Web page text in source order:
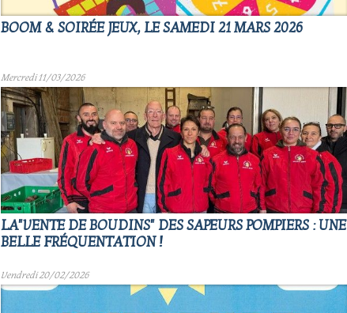
BOOM & SOIRÉE JEUX, LE SAMEDI 21 MARS 2026
Mercredi 11/03/2026
LA"VENTE DE BOUDINS" DES SAPEURS POMPIERS : UNE
BELLE FRÉQUENTATION !
Vendredi 20/02/2026